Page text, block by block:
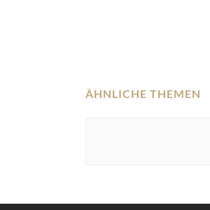
ÄHNLICHE THEMEN